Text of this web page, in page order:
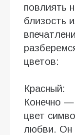
повлиять
близость
цветов:
Красный:
Конечно —
цвет
любви. Он